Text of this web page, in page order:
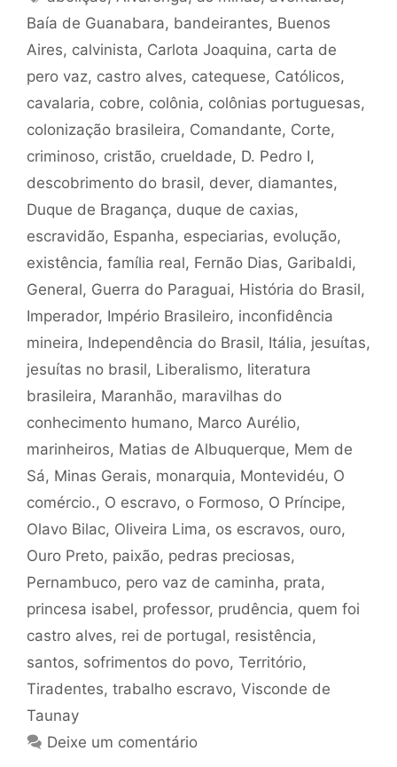
Baía de Guanabara, bandeirantes, Buenos
Aires, calvinista, Carlota Joaquina, carta de
pero vaz, castro alves, catequese, Católicos,
cavalaria, cobre, colônia, colônias portuguesas,
colonização brasileira, Comandante, Corte,
criminoso, cristão, crueldade, D. Pedro I,
descobrimento do brasil, dever, diamantes,
Duque de Bragança, duque de caxias,
escravidão, Espanha, especiarias, evolução,
existência, família real, Fernão Dias, Garibaldi,
General, Guerra do Paraguai, História do Brasil,
Imperador, Império Brasileiro, inconfidência
mineira, Independência do Brasil, Itália, jesuítas,
jesuítas no brasil, Liberalismo, literatura
brasileira, Maranhão, maravilhas do
conhecimento humano, Marco Aurélio,
marinheiros, Matias de Albuquerque, Mem de
Sá, Minas Gerais, monarquia, Montevidéu, O
comércio., O escravo, o Formoso, O Príncipe,
Olavo Bilac, Oliveira Lima, os escravos, ouro,
Ouro Preto, paixão, pedras preciosas,
Pernambuco, pero vaz de caminha, prata,
princesa isabel, professor, prudência, quem foi
castro alves, rei de portugal, resistência,
santos, sofrimentos do povo, Território,
Tiradentes, trabalho escravo, Visconde de
Taunay
Deixe um comentário